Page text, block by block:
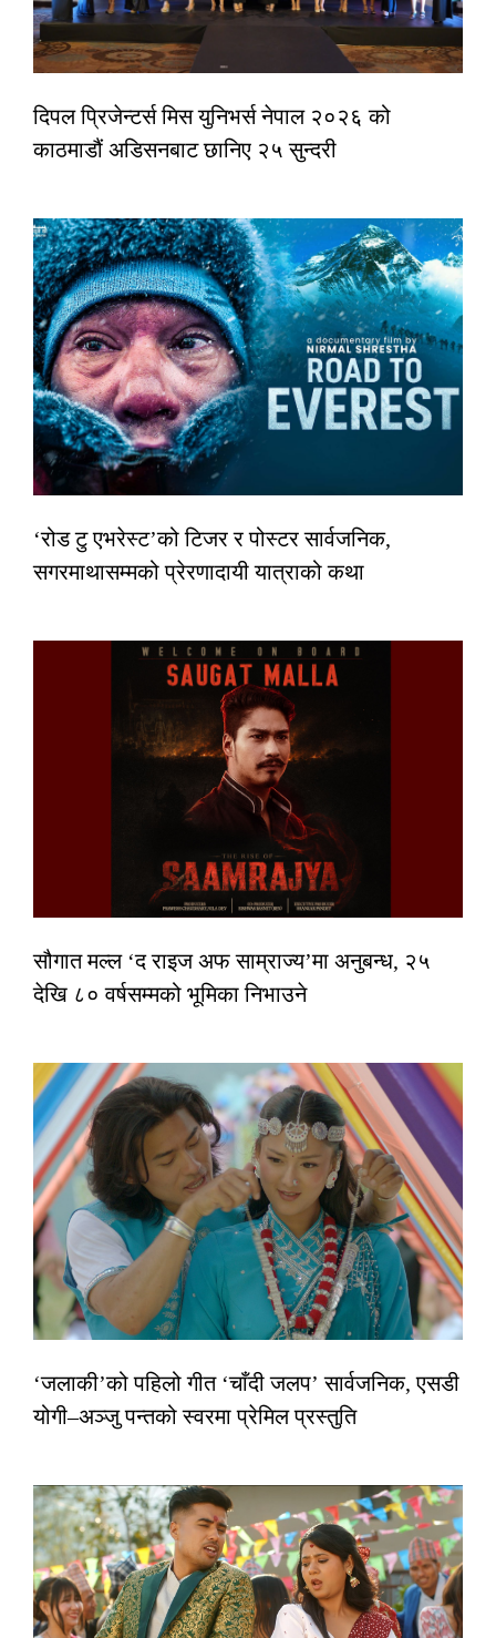
दिपल प्रिजेन्टर्स मिस युनिभर्स नेपाल २०२६ को
काठमाडौं अडिसनबाट छानिए २५ सुन्दरी
‘रोड टु एभरेस्ट’को टिजर र पोस्टर सार्वजनिक,
सगरमाथासम्मको प्रेरणादायी यात्राको कथा
सौगात मल्ल ‘द राइज अफ साम्राज्य’मा अनुबन्ध, २५
देखि ८० वर्षसम्मको भूमिका निभाउने
‘जलाकी’को पहिलो गीत ‘चाँदी जलप’ सार्वजनिक, एसडी
योगी–अञ्जु पन्तको स्वरमा प्रेमिल प्रस्तुति